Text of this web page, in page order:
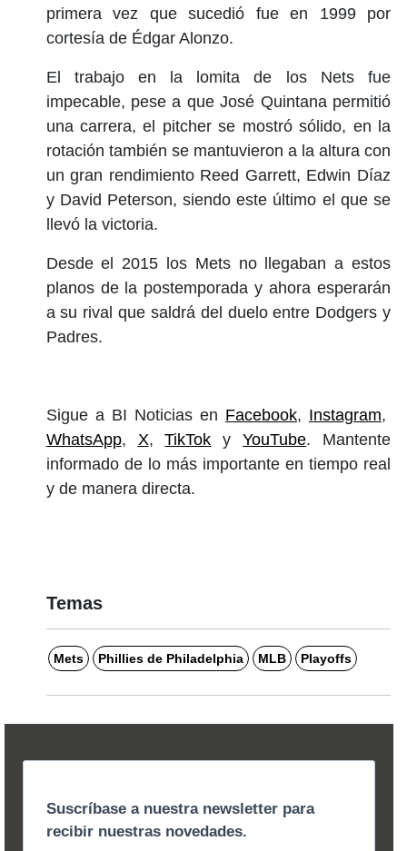
primera vez que sucedió fue en 1999 por
cortesía de Édgar Alonzo.
El trabajo en la lomita de los Nets fue
impecable, pese a que José Quintana permitió
una carrera, el pitcher se mostró sólido, en la
rotación también se mantuvieron a la altura con
un gran rendimiento Reed Garrett, Edwin Díaz
y David Peterson, siendo este último el que se
llevó la victoria.
Desde el 2015 los Mets no llegaban a estos
planos de la postemporada y ahora esperarán
a su rival que saldrá del duelo entre Dodgers y
Padres.
Sigue a BI Noticias en Facebook, Instagram,
WhatsApp, X,TikTok yYouTube. Mantente
informado de lo más importante en tiempo real
y de manera directa.
Temas
Mets Phillies de Philadelphia MLB Playoffs